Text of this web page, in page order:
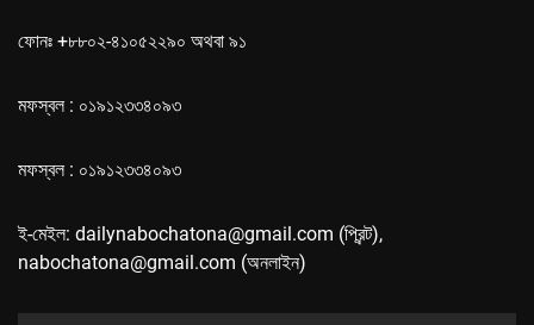
ফোনঃ +৮৮০২-৪১০৫২২৯০ অথবা ৯১
মফস্বল : ০১৯১২৩৩৪০৯৩
মফস্বল : ০১৯১২৩৩৪০৯৩
ই-মেইল: dailynabochatona@gmail.com (প্রিন্ট),
nabochatona@gmail.com (অনলাইন)